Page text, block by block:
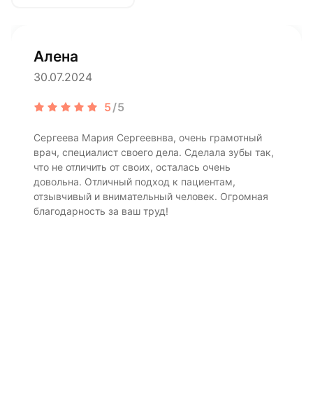
Алена
30.07.2024
5/5
Сергеева Мария Сергеевнва, очень грамотный
врач, специалист своего дела. Сделала зубы так,
что не отличить от своих, осталась очень
довольна. Отличный подход к пациентам,
отзывчивый и внимательный человек. Огромная
благодарность за ваш труд!